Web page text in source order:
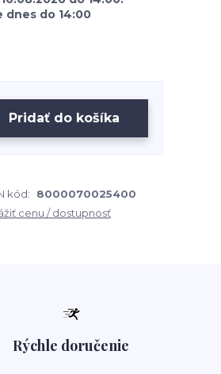
dnes do 14:00
Pridať do košíka
kód:
8000070025400
cenu / dostupnosť
Rýchle doručenie